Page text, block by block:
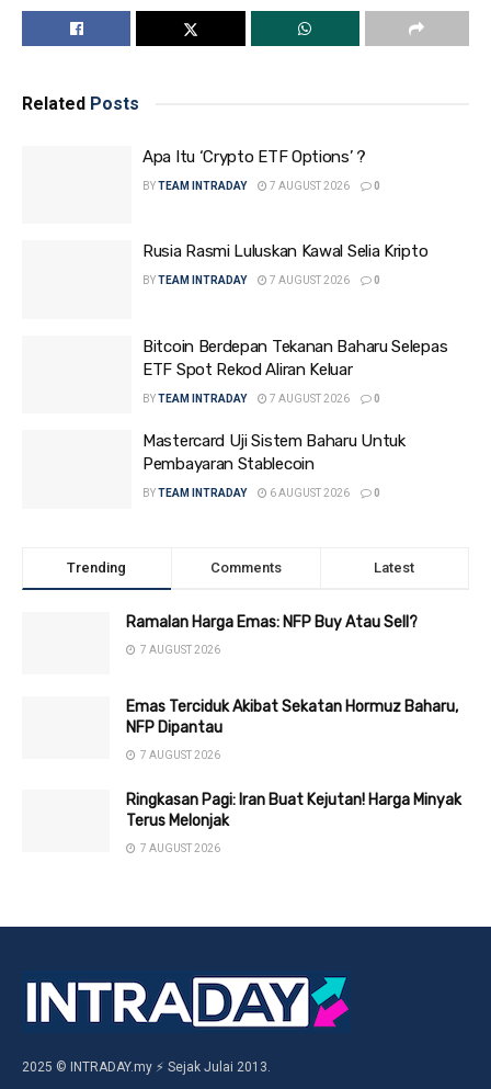
Related Posts
Apa Itu ‘Crypto ETF Options’ ?
BYTEAM INTRADAY 7 AUGUST 2026 0
Rusia Rasmi Luluskan Kawal Selia Kripto
BYTEAM INTRADAY 7 AUGUST 2026 0
Bitcoin Berdepan Tekanan Baharu Selepas
ETF Spot Rekod Aliran Keluar
BYTEAM INTRADAY 7 AUGUST 2026 0
Mastercard Uji Sistem Baharu Untuk
Pembayaran Stablecoin
BYTEAM INTRADAY 6 AUGUST 2026 0
Trending Comments Latest
Ramalan Harga Emas: NFP Buy Atau Sell?
7 AUGUST 2026
Emas Terciduk Akibat Sekatan Hormuz Baharu,
NFP Dipantau
7 AUGUST 2026
Ringkasan Pagi: Iran Buat Kejutan! Harga Minyak
Terus Melonjak
7 AUGUST 2026
2025 © INTRADAY.my ⚡ Sejak Julai 2013.